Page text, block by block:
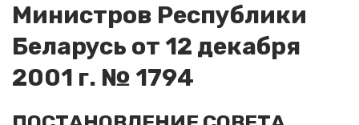
Министров Республики
Беларусь от 12 декабря
2001 г. № 1794